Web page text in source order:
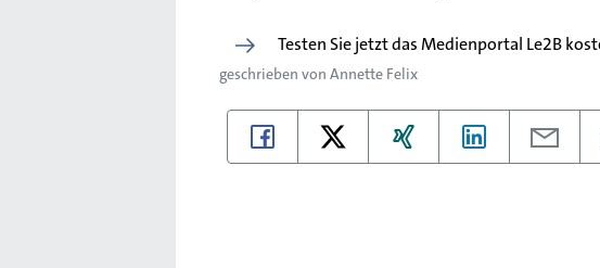
Testen Sie jetzt das Medienportal Le2B
geschrieben von Annette Felix